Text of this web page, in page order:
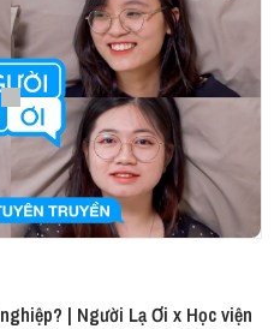
| Người Lạ Ơi x Học viện